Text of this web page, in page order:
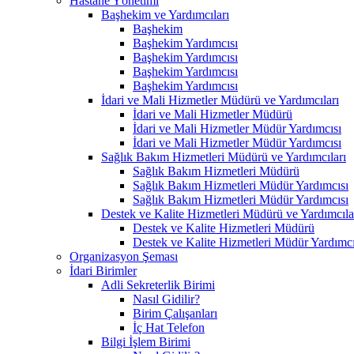
Başhekim ve Yardımcıları
Başhekim
Başhekim Yardımcısı
Başhekim Yardımcısı
Başhekim Yardımcısı
Başhekim Yardımcısı
İdari ve Mali Hizmetler Müdürü ve Yardımcıları
İdari ve Mali Hizmetler Müdürü
İdari ve Mali Hizmetler Müdür Yardımcısı
İdari ve Mali Hizmetler Müdür Yardımcısı
Sağlık Bakım Hizmetleri Müdürü ve Yardımcıları
Sağlık Bakım Hizmetleri Müdürü
Sağlık Bakım Hizmetleri Müdür Yardımcısı
Sağlık Bakım Hizmetleri Müdür Yardımcısı
Destek ve Kalite Hizmetleri Müdürü ve
Destek ve Kalite Hizmetleri Müdürü
Destek ve Kalite Hizmetleri Müdür
Organizasyon Şeması
İdari Birimler
Adli Sekreterlik Birimi
Nasıl Gidilir?
Birim Çalışanları
İç Hat Telefon
Bilgi İşlem Birimi